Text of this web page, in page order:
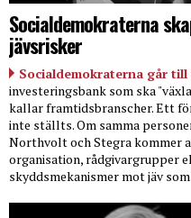
Socialdemokraterna
jävsrisker
Socialdemokraterna går till
investeringsbank som ska
kallar framtidsbranscher. Ett
inte ställts. Om samma
Northvolt och Stegra kommer
organisation, rådgivargrupper
skyddsmekanismer mot jäv